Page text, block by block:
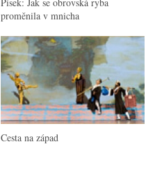
proměnila v mnicha
Cesta na západ